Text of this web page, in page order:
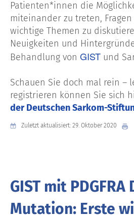
Patienten*innen die
miteinander zu treten,
wichtige Themen zu
Neuigkeiten und
Behandlung von GIST und
Schauen Sie doch mal rein –
registrieren können Sie sich
der Deutschen Sarkom-
Zuletzt aktualisiert: 29. Oktober 2020
GIST mit PDGFRA
Mutation: Erste